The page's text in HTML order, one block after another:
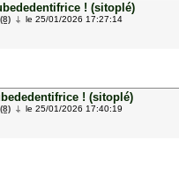
! (sitoplé)
le 25/01/2026 17:27:14
! (sitoplé)
le 25/01/2026 17:40:19